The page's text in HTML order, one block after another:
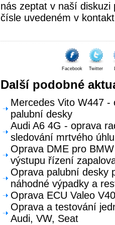
nás zeptat v naší
čísle uvedeném v
Facebook Twitter
Další podobné
Mercedes Vito W447
palubní desky
Audi A6 4G - oprava
sledování mrtvého úhlu
Oprava DME pro
výstupu řízení
Oprava palubní desky
náhodné výpadky a
Oprava ECU Valeo
Oprava a testování
Audi, VW, Seat